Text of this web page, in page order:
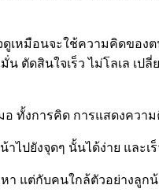
หมือนจะใช้ความคิดของ
ตัดสินใจเร็ว ไม่โลเล เป
ทั้งการคิด การแสดงควา
ไปยังจุดๆ นั้นได้ง่าย และเ
แต่กับคนใกล้ตัวอย่างลูก